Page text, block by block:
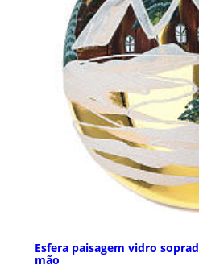
Esfera paisagem vidro
mão